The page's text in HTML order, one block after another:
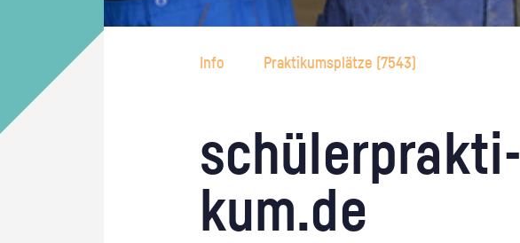
Info Praktikumsplätze ( 7543
schü­ler­prak­ti­
kum.de